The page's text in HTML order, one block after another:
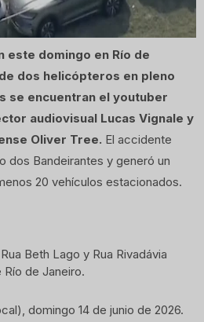
este domingo en Río de
dos helicópteros en pleno
se encuentran el youtuber
audiovisual Lucas Vignale y
Oliver Tree. El accidente
dos Bandeirantes y generó un
20 vehículos estacionados.
Beth Lago y Rua Rivadávia
de Janeiro.
domingo 14 de junio de 2026.